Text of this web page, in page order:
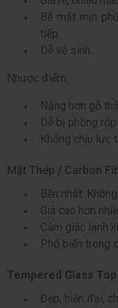
Bề mặt mịn
tiếp.
Dễ vệ sinh.
Nhược điểm:
Nặng hơn gỗ
Dễ bị phồng
Không chịu lực
Mặt Thép / Carbon
Bền nhất:
Giá cao hơn
Cảm giác lạnh
Phổ biến trong
Tempered Glass
Đẹp, hiện đại,